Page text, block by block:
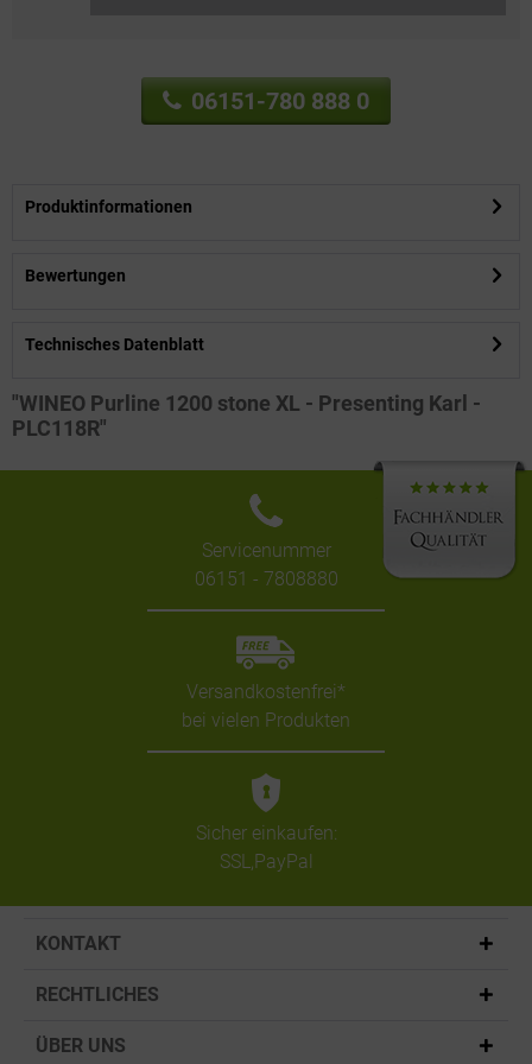
06151-780 888 0
Produktinformationen
Bewertungen
Technisches Datenblatt
"WINEO Purline 1200 stone XL - Presenting Karl -
PLC118R"
Servicenummer
06151 - 7808880
Versandkostenfrei*
bei vielen Produkten
Sicher einkaufen:
SSL,PayPal
KONTAKT
RECHTLICHES
ÜBER UNS